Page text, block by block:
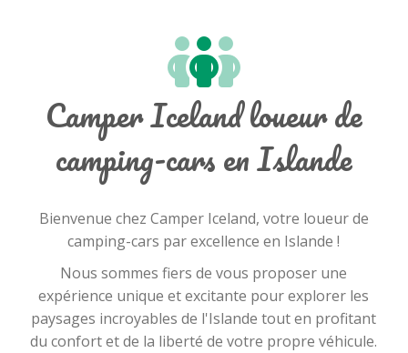
Camper Iceland loueur de
camping-cars en Islande
Bienvenue chez Camper Iceland, votre loueur de
camping-cars par excellence en Islande !
Nous sommes fiers de vous proposer une
expérience unique et excitante pour explorer les
paysages incroyables de l'Islande tout en profitant
du confort et de la liberté de votre propre véhicule.